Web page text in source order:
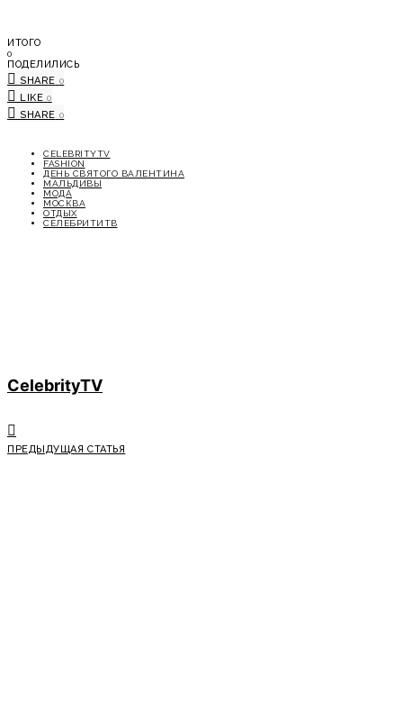
ИТОГО
0
ПОДЕЛИЛИСЬ
SHARE 0
LIKE 0
SHARE 0
CELEBRITYTV
FASHION
ДЕНЬ СВЯТОГО ВАЛЕНТИНА
МАЛЬДИВЫ
МОДА
МОСКВА
ОТДЫХ
СЕЛЕБРИТИТВ
CelebrityTV
ПРЕДЫДУЩАЯ СТАТЬЯ